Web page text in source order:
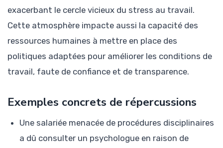
exacerbant le cercle vicieux du stress au travail.
Cette atmosphère impacte aussi la capacité des
ressources humaines à mettre en place des
politiques adaptées pour améliorer les conditions de
travail, faute de confiance et de transparence.
Exemples concrets de répercussions
Une salariée menacée de procédures disciplinaires
a dû consulter un psychologue en raison de